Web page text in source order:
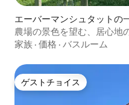
エーバーマンシュタットの
農場の景色を望む、居心地
家族 · 価格 · バスルーム
ゲストチョイス
ゲストチョイス